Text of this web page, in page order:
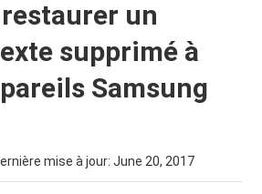
un
supprimé à
Samsung
mise à jour:June 20, 2017